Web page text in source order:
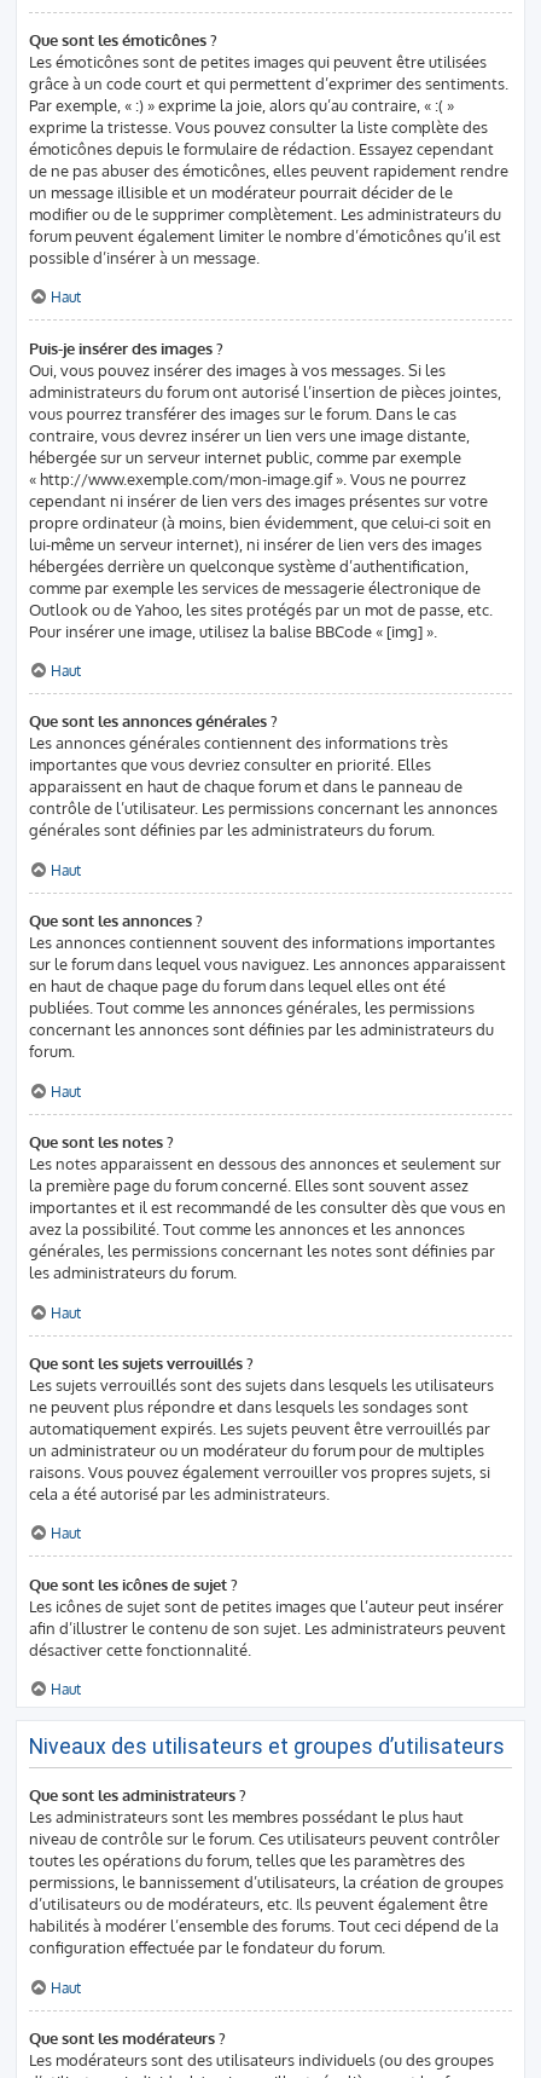
Que sont les émoticônes ?
Les émoticônes sont de petites images qui peuvent être utilisées
grâce à un code court et qui permettent d’exprimer des sentiments.
Par exemple, « :) » exprime la joie, alors qu’au contraire, « :( »
exprime la tristesse. Vous pouvez consulter la liste complète des
émoticônes depuis le formulaire de rédaction. Essayez cependant
de ne pas abuser des émoticônes, elles peuvent rapidement rendre
un message illisible et un modérateur pourrait décider de le
modifier ou de le supprimer complètement. Les administrateurs du
forum peuvent également limiter le nombre d’émoticônes qu’il est
possible d’insérer à un message.
Haut
Puis-je insérer des images ?
Oui, vous pouvez insérer des images à vos messages. Si les
administrateurs du forum ont autorisé l’insertion de pièces jointes,
vous pourrez transférer des images sur le forum. Dans le cas
contraire, vous devrez insérer un lien vers une image distante,
hébergée sur un serveur internet public, comme par exemple
« http://www.exemple.com/mon-image.gif ». Vous ne pourrez
cependant ni insérer de lien vers des images présentes sur votre
propre ordinateur (à moins, bien évidemment, que celui-ci soit en
lui-même un serveur internet), ni insérer de lien vers des images
hébergées derrière un quelconque système d’authentification,
comme par exemple les services de messagerie électronique de
Outlook ou de Yahoo, les sites protégés par un mot de passe, etc.
Pour insérer une image, utilisez la balise BBCode « [img] ».
Haut
Que sont les annonces générales ?
Les annonces générales contiennent des informations très
importantes que vous devriez consulter en priorité. Elles
apparaissent en haut de chaque forum et dans le panneau de
contrôle de l’utilisateur. Les permissions concernant les annonces
générales sont définies par les administrateurs du forum.
Haut
Que sont les annonces ?
Les annonces contiennent souvent des informations importantes
sur le forum dans lequel vous naviguez. Les annonces apparaissent
en haut de chaque page du forum dans lequel elles ont été
publiées. Tout comme les annonces générales, les permissions
concernant les annonces sont définies par les administrateurs du
forum.
Haut
Que sont les notes ?
Les notes apparaissent en dessous des annonces et seulement sur
la première page du forum concerné. Elles sont souvent assez
importantes et il est recommandé de les consulter dès que vous en
avez la possibilité. Tout comme les annonces et les annonces
générales, les permissions concernant les notes sont définies par
les administrateurs du forum.
Haut
Que sont les sujets verrouillés ?
Les sujets verrouillés sont des sujets dans lesquels les utilisateurs
ne peuvent plus répondre et dans lesquels les sondages sont
automatiquement expirés. Les sujets peuvent être verrouillés par
un administrateur ou un modérateur du forum pour de multiples
raisons. Vous pouvez également verrouiller vos propres sujets, si
cela a été autorisé par les administrateurs.
Haut
Que sont les icônes de sujet ?
Les icônes de sujet sont de petites images que l’auteur peut insérer
afin d’illustrer le contenu de son sujet. Les administrateurs peuvent
désactiver cette fonctionnalité.
Haut
Niveaux des utilisateurs et groupes d’utilisateurs
Que sont les administrateurs ?
Les administrateurs sont les membres possédant le plus haut
niveau de contrôle sur le forum. Ces utilisateurs peuvent contrôler
toutes les opérations du forum, telles que les paramètres des
permissions, le bannissement d’utilisateurs, la création de groupes
d’utilisateurs ou de modérateurs, etc. Ils peuvent également être
habilités à modérer l’ensemble des forums. Tout ceci dépend de la
configuration effectuée par le fondateur du forum.
Haut
Que sont les modérateurs ?
Les modérateurs sont des utilisateurs individuels (ou des groupes